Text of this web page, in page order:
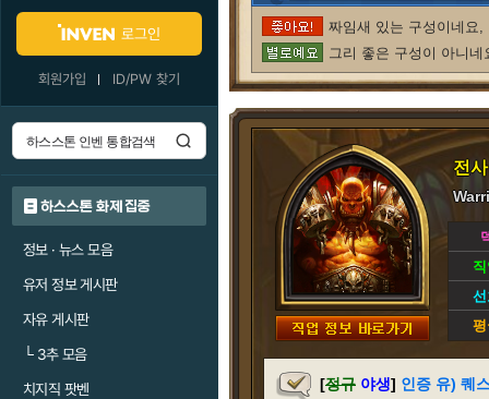
로그인
회원가입 ID/PW 찾기
하스스톤 화제 집중
정보 · 뉴스 모음
유저 정보 게시판
자유 게시판
└3추 모음
치지직 팟벤
짜임새 있는 구성이네요,
그리 좋은 구성이 아니네
전
[정규 야생] 인증 유) 퀘